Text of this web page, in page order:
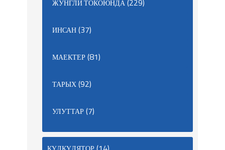
ЖУНГЛИ ТОКОЮНДА(229)
ИНСАН(37)
МАЕКТЕР(81)
ТАРЫХ(92)
УЛУТТАР(7)